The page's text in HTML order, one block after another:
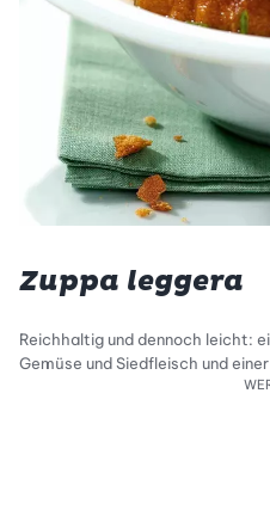
Zuppa leggera
Reichhaltig und dennoch leicht:
Gemüse und Siedfleisch und